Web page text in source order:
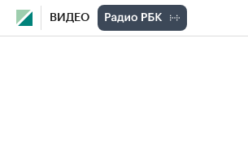
ВИДЕО